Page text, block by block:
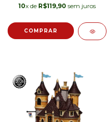
10x de R$119,90 sem juros